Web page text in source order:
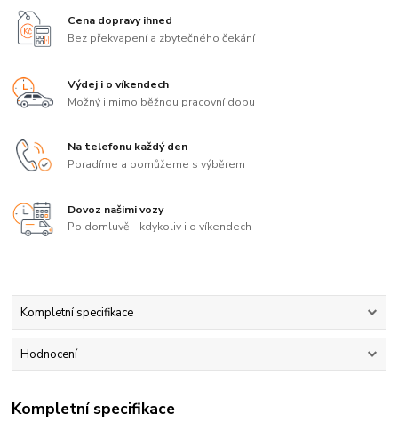
Cena dopravy ihned
Bez překvapení a zbytečného čekání
Výdej i o víkendech
Možný i mimo běžnou pracovní dobu
Na telefonu každý den
Poradíme a pomůžeme s výběrem
Dovoz našimi vozy
Po domluvě - kdykoliv i o víkendech
Kompletní specifikace
Hodnocení
Kompletní specifikace